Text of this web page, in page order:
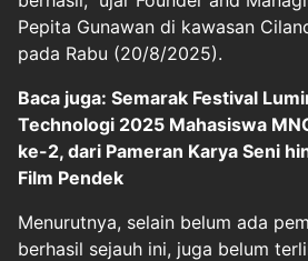
Pepita Gunawan di kawasan
pada Rabu (20/8/2025).
Baca juga: Semarak Festival
Technologi 2025 Mahasiswa
ke-2, dari Pameran Karya Seni
Film Pendek
Menurutnya, selain belum ada
berhasil sejauh ini, juga belum